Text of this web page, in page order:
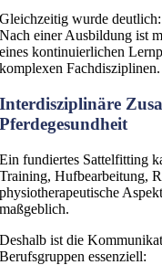
Gleichzeitig wurde deutlich:
Nach einer Ausbildung ist
eines kontinuierlichen
komplexen Fachdisziplinen.
Interdisziplinäre
Pferdegesundheit
Ein fundiertes Sattelfitting
Training, Hufbearbeitung,
physiotherapeutische
maßgeblich.
Deshalb ist die
Berufsgruppen essenziell: